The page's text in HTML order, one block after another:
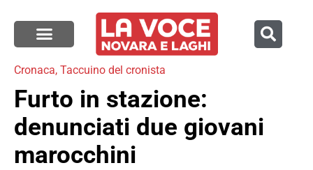
Cronaca, Taccuino del cronista
Furto in stazione:
denunciati due giovani
marocchini